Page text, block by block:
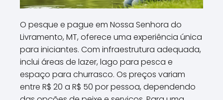
O pesque e pague em Nossa Senhora do
Livramento, MT, oferece uma experiência única
para iniciantes. Com infraestrutura adequada,
inclui áreas de lazer, lago para pesca e
espaço para churrasco. Os preços variam
entre R$ 20 a R$ 50 por pessoa, dependendo